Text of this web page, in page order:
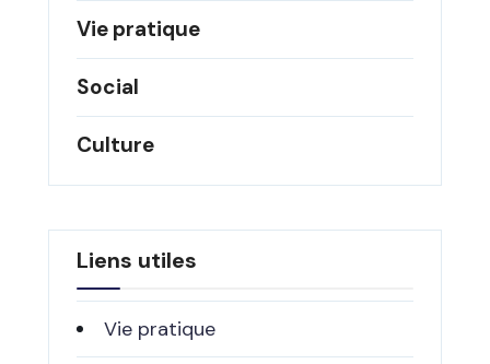
Vie pratique
Social
Culture
Liens utiles
Vie pratique